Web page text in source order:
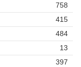
758
415
484
13
397